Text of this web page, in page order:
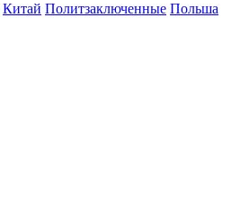
Китай Политзаключенные Польша